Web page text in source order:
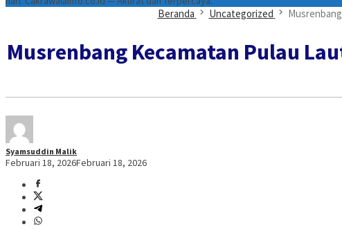
Beranda Uncategorized
Musrenbang Kecamatan Pulau
Syamsuddin Malik
Februari 18, 2026Februari 18, 2026